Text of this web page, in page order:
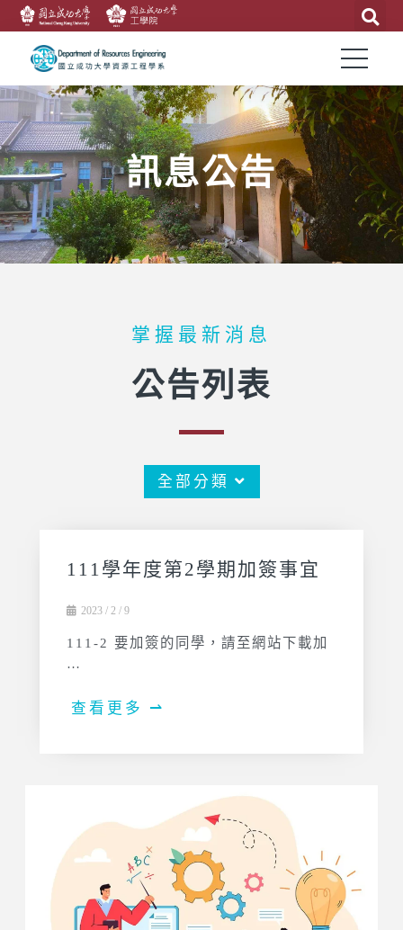
訊息公告
掌握最新消息
公告列表
全部分類
111學年度第2學期加簽事宜
2023 / 2 / 9
111-2 要加簽的同學，請至網站下載加
…
查看更多 ⇀